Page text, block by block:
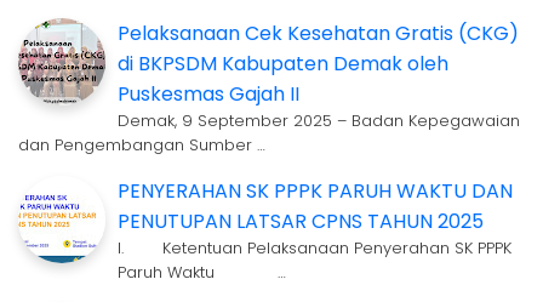
Pelaksanaan Cek Kesehatan Gratis (CKG)
di BKPSDM Kabupaten Demak oleh
Puskesmas Gajah II
Demak, 9 September 2025 – Badan Kepegawaian
dan Pengembangan Sumber …
PENYERAHAN SK PPPK PARUH WAKTU DAN
PENUTUPAN LATSAR CPNS TAHUN 2025
I. Ketentuan Pelaksanaan Penyerahan SK PPPK
Paruh Waktu …